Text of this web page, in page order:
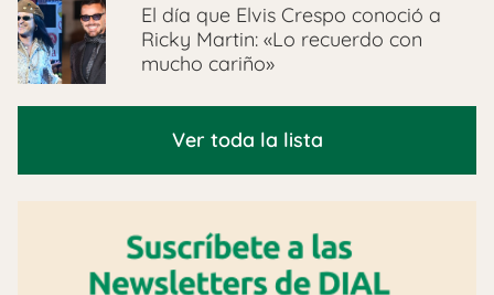
El día que Elvis Crespo conoció a
Ricky Martin: «Lo recuerdo con
mucho cariño»
Ver toda la lista